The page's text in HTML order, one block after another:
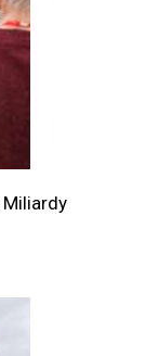
Miliardy